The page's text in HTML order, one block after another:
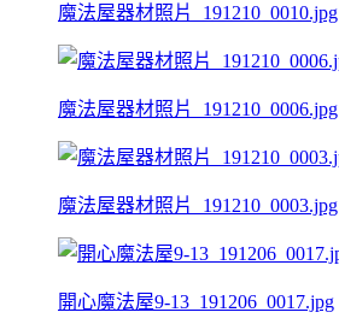
魔法屋器材照片_191210_0010.jpg
魔法屋器材照片_191210_0006.jpg
魔法屋器材照片_191210_0003.jpg
開心魔法屋9-13_191206_0017.jpg